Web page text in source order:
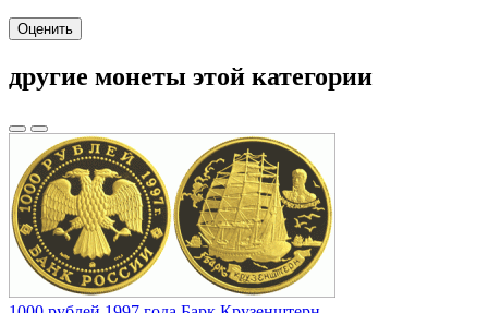
Оценить
другие монеты этой категории